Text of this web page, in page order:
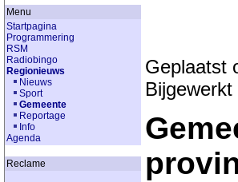
Menu
Startpagina
Programmering
RSM
Radiobingo
Regionieuws
Nieuws
Sport
Gemeente
Reportage
Info
Agenda
Reclame
Geplaatst